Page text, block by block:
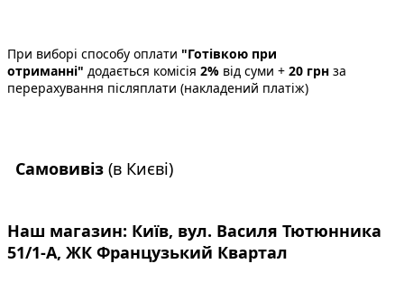
При виборі способу оплати "Готівкою при
отриманні" додається комісія 2% від суми + 20 грн за
перерахування післяплати (накладений платіж)
Самовивіз (в Києві)
Наш магазин: Київ, вул. Василя Тютюнника
51/1-А, ЖК Французький Квартал